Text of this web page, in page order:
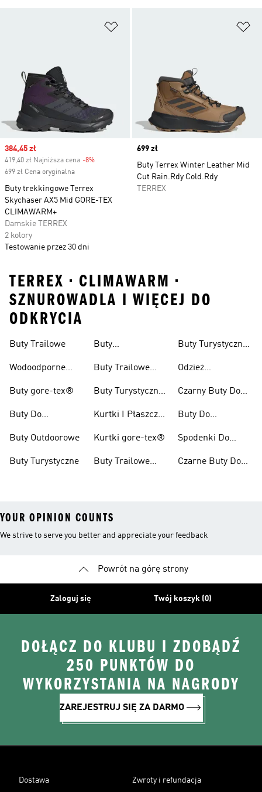
Sale price
384,45 zł
419,40 zł Najniższa cena -8%
699 zł Cena oryginalna
Buty trekkingowe Terrex
Skychaser AX5 Mid GORE-TEX
CLIMAWARM+
Damskie TERREX
2 kolory
Testowanie przez 30 dni
Price
699 zł
Buty Terrex Winter Leather Mid
Cut Rain.Rdy Cold.Rdy
TERREX
TERREX • CLIMAWARM •
SZNUROWADLA I WIĘCEJ DO
ODKRYCIA
Buty Trailowe
Wodoodporne
W Terenie
Buty gore-tex®
Buty Do
Buty Outdoorowe
Buty Turystyczne
Buty
Buty Trailowe
Buty Turystyczne
Kurtki I Płaszcze
Kurtki gore-tex®
Buty Trailowe
Buty Turystyczne
Odzież
Czarny Buty Do
Wędrówek
Buty Do
Górskiego Dla
Kobiet
Spodenki Do
Trailowych
Czarne Buty Do
YOUR OPINION COUNTS
We strive to serve you better and appreciate your feedback
Powrót na górę strony
Zaloguj się Twój koszyk (0)
DOŁĄCZ DO KLUBU I ZDOBĄDŹ
250 PUNKTÓW DO
WYKORZYSTANIA NA NAGRODY
ZAREJESTRUJ SIĘ ZA DARMO
Dostawa Zwroty i refundacja